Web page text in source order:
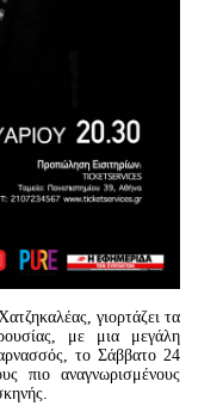
γιορτάζει τα
με μια μεγάλη
το Σάββατο 24
πιο αναγνωρισμένους